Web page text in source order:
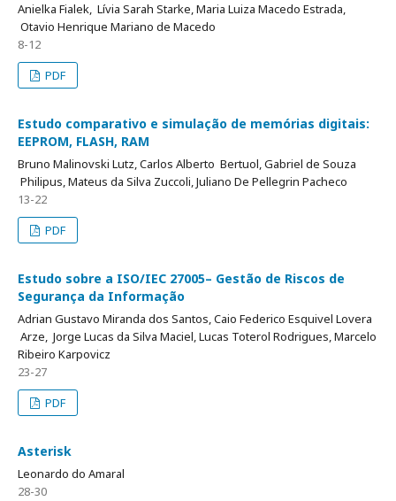
Anielka Fialek, Lívia Sarah Starke, Maria Luiza Macedo Estrada,
Otavio Henrique Mariano de Macedo
8-12
PDF
Estudo comparativo e simulação de memórias digitais:
EEPROM, FLASH, RAM
Bruno Malinovski Lutz, Carlos Alberto Bertuol, Gabriel de Souza
Philipus, Mateus da Silva Zuccoli, Juliano De Pellegrin Pacheco
13-22
PDF
Estudo sobre a ISO/IEC 27005– Gestão de Riscos de
Segurança da Informação
Adrian Gustavo Miranda dos Santos, Caio Federico Esquivel Lovera
Arze, Jorge Lucas da Silva Maciel, Lucas Toterol Rodrigues, Marcelo
Ribeiro Karpovicz
23-27
PDF
Asterisk
Leonardo do Amaral
28-30